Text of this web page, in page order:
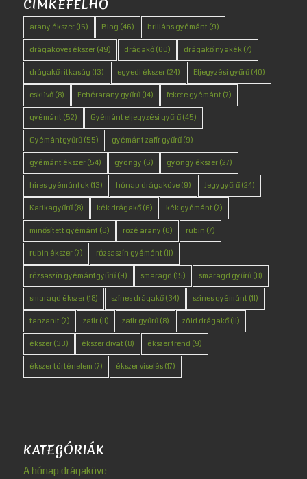
CÍMKEFELHŐ
arany ékszer(15) Blog (46) briliáns gyémánt (9)
drágaköves ékszer(49) drágakő(60) drágakő nyakék(7)
drágakő ritkaság (13) egyedi ékszer(24) Eljegyzési gyűrű(40)
esküvő(8) Fehérarany gyűrű(14) fekete gyémánt (7)
gyémánt (52) Gyémánt eljegyzési gyűrű(45)
Gyémántgyűrű(55) gyémánt zafír gyűrű(9)
gyémánt ékszer(54) gyöngy (6) gyöngy ékszer(27)
híres gyémántok(13) hónap drágaköve(9) Jegygyűrű(24)
Karikagyűrű(8) kék drágakő(6) kék gyémánt (7)
minősített gyémánt (6) rozé arany (6) rubin (7)
rubin ékszer(7) rózsaszín gyémánt (11)
rózsaszín gyémántgyűrű(9) smaragd (15) smaragd gyűrű(8)
smaragd ékszer(18) színes drágakő(34) színes gyémánt (11)
tanzanit (7) zafír(11) zafír gyűrű(8) zöld drágakő(11)
ékszer(33) ékszer divat (8) ékszer trend (9)
ékszer történelem (7) ékszer viselés(17)
KATEGÓRIÁK
A hónap drágaköve